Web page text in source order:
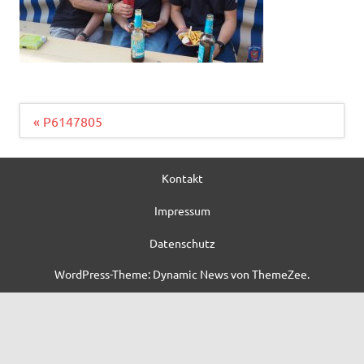
Beitragsnavigation
« P6147805
Kontakt
Impressum
Datenschutz
WordPress-Theme: Dynamic News von ThemeZee.